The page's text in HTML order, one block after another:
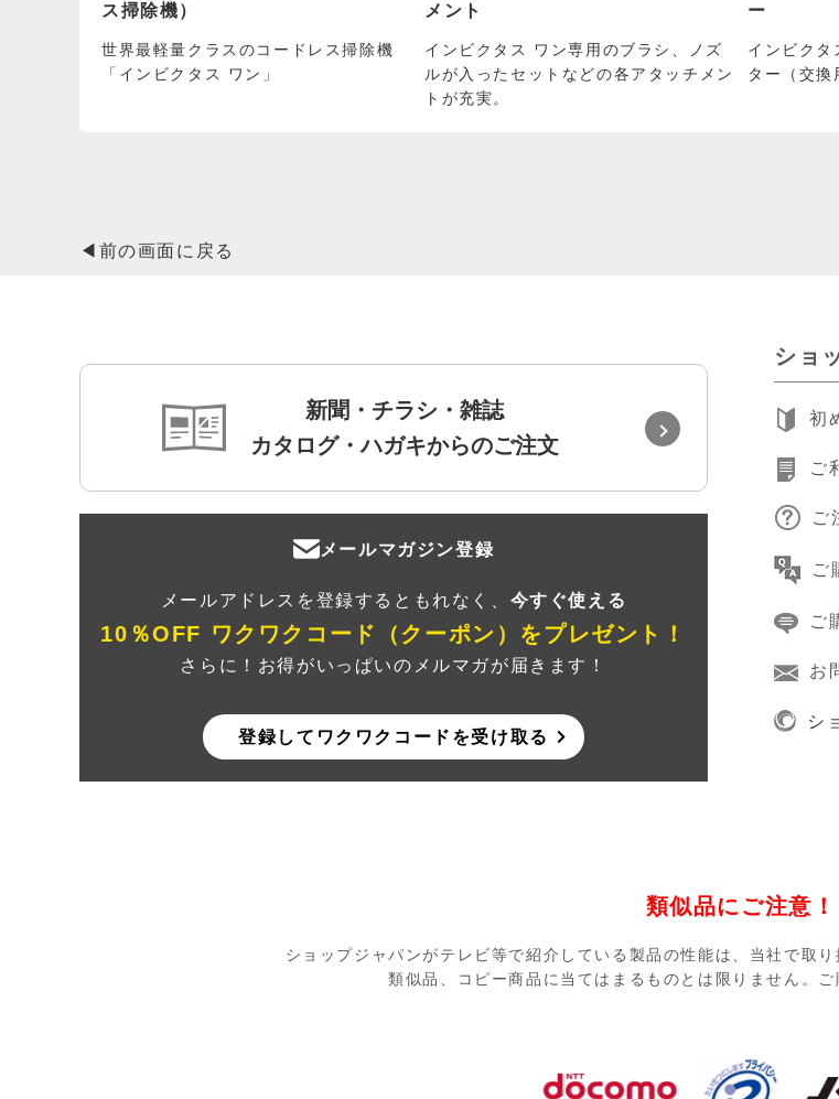
ス掃除機）
世界最軽量クラスのコードレス掃除機
「インビクタス ワン」
メント
インビクタス ワン専用のブラシ、ノズ
ルが入ったセットなどの各アタッチメン
トが充実。
ー
インビクタ
ター（交換
◀前の画面に戻る
新聞・チラシ・雑誌
カタログ・ハガキからのご注文
メールマガジン登録
メールアドレスを登録するともれなく、 今すぐ使える
10％OFF ワクワクコード（クーポン） をプレゼント！
さらに！お得がいっぱいのメルマガが届きます！
登録してワクワクコードを受け取る
ショ
初
ご
ご
ご
ご
お
シ
類似品にご注意！
ショップジャパンがテレビ等で紹介している製品の性能は、当社で取
類似品、コピー商品に当てはまるものとは限りません。ご